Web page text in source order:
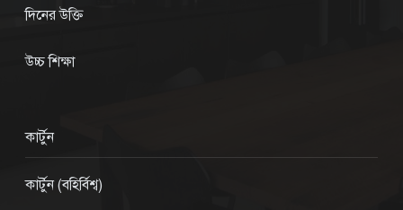
দিনের উক্তি
উচ্চ শিক্ষা
কার্টুন
কার্টুন (বহির্বিশ্ব)